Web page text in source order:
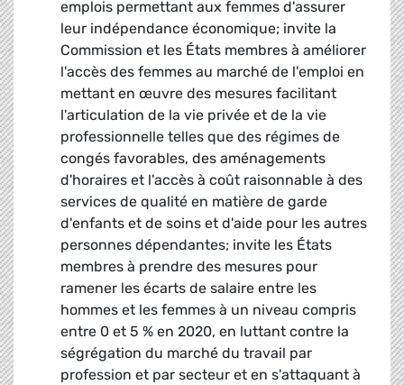
emplois permettant aux femmes d'assurer
leur indépendance économique; invite la
Commission et les États membres à améliorer
l'accès des femmes au marché de l'emploi en
mettant en œuvre des mesures facilitant
l'articulation de la vie privée et de la vie
professionnelle telles que des régimes de
congés favorables, des aménagements
d'horaires et l'accès à coût raisonnable à des
services de qualité en matière de garde
d'enfants et de soins et d'aide pour les autres
personnes dépendantes; invite les États
membres à prendre des mesures pour
ramener les écarts de salaire entre les
hommes et les femmes à un niveau compris
entre 0 et 5 % en 2020, en luttant contre la
ségrégation du marché du travail par
profession et par secteur et en s'attaquant à